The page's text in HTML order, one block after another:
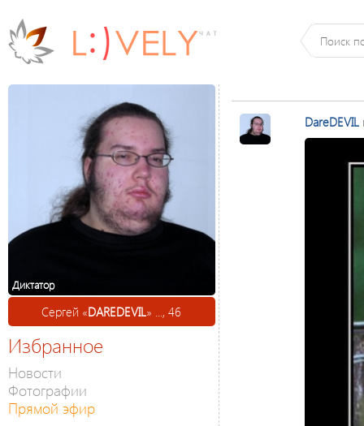
Диктатор
Сергей «DAREDEVIL» ..., 46
Избранное
Новости
Фотографии
Прямой эфир
DareDEVIL